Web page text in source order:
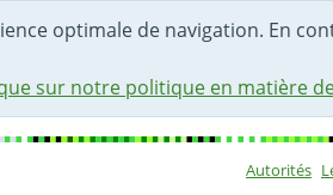
optimale de navigation. En
sur notre politique en matière
Autorités